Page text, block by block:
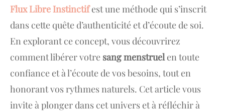
Flux Libre Instinctifest une méthode qui s’inscrit
dans cette quête d’authenticité et d’écoute de soi.
En explorant ce concept, vous découvrirez
comment libérer votre sang menstruelen toute
confiance et à l’écoute de vos besoins, tout en
honorant vos rythmes naturels. Cet article vous
invite à plonger dans cet univers et à réfléchir à